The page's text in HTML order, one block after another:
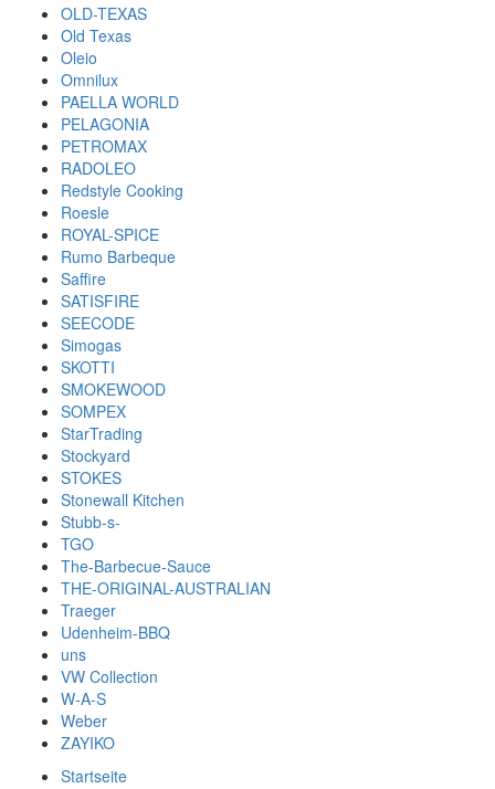
OLD-TEXAS
Old Texas
Oleio
Omnilux
PAELLA WORLD
PELAGONIA
PETROMAX
RADOLEO
Redstyle Cooking
Roesle
ROYAL-SPICE
Rumo Barbeque
Saffire
SATISFIRE
SEECODE
Simogas
SKOTTI
SMOKEWOOD
SOMPEX
StarTrading
Stockyard
STOKES
Stonewall Kitchen
Stubb-s-
TGO
The-Barbecue-Sauce
THE-ORIGINAL-AUSTRALIAN
Traeger
Udenheim-BBQ
uns
VW Collection
W-A-S
Weber
ZAYIKO
Startseite